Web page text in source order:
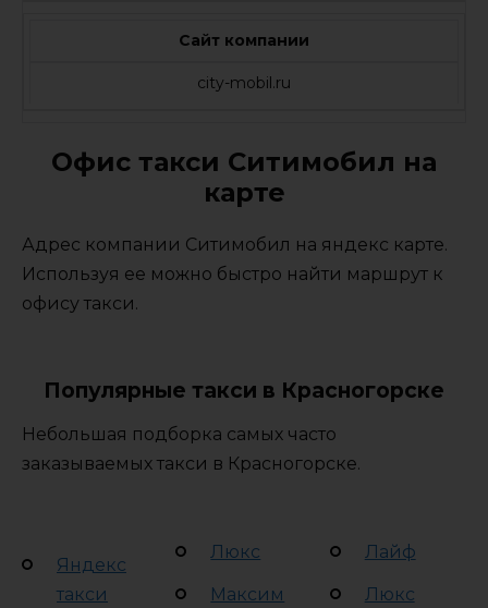
Сайт компании
city-mobil.ru
Офис такси Ситимобил на
карте
Адрес компании Ситимобил на яндекс карте.
Используя ее можно быстро найти маршрут к
офису такси.
Популярные такси в Красногорске
Небольшая подборка самых часто
заказываемых такси в Красногорске.
Яндекс
такси
Люкс
Максим
Лайф
Люкс